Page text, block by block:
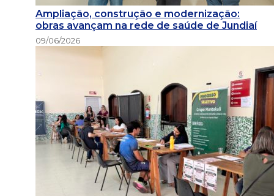
Ampliação, construção e modernização:
obras avançam na rede de saúde de Jundiaí
09/06/2026